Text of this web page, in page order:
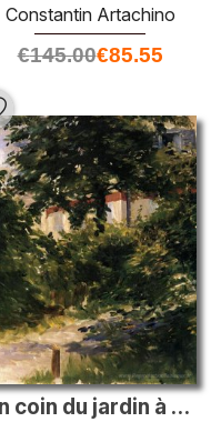
Constantin Artachino
€145.00€85.55
Un coin du jardin à Rueil